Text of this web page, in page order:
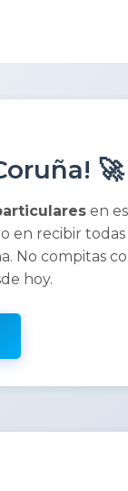
🚀
en
en recibir todas
No compitas
hoy.